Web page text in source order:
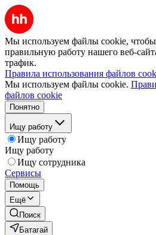
Мы используем файлы cookie, чтобы
правильную работу нашего веб-
трафик.
Правила использования файлов
Мы используем файлы cookie.
файлов cookie
Понятно
Ищу работу
Ищу работу
Ищу работу
Ищу сотрудника
Сервисы
Помощь
Ещё
Поиск
Батагай